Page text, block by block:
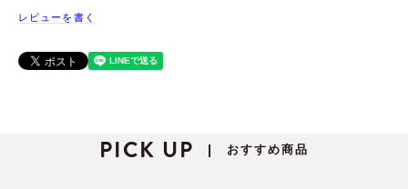
レビューを書く
PICK UP | おすすめ商品